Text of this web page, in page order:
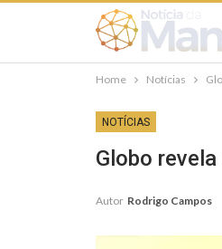
Home Notícias
NOTÍCIAS
Globo revela
Autor Rodrigo Campos